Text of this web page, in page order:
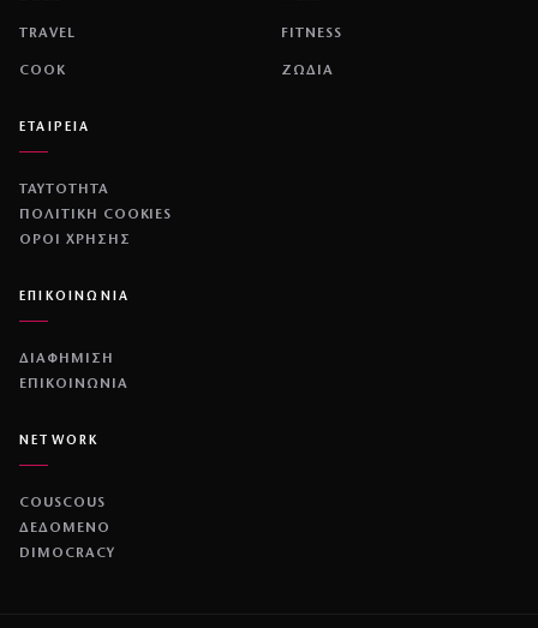
TRAVEL FITNESS
COOK ΖΩΔΙΑ
ΕΤΑΙΡΕΙΑ
ΤΑΥΤΟΤΗΤΑ
ΠΟΛΙΤΙΚΉ COOKIES
ΌΡΟΙ ΧΡΉΣΗΣ
ΕΠΙΚΟΙΝΩΝΙΑ
ΔΙΑΦΗΜΙΣΗ
ΕΠΙΚΟΙΝΩΝΙΑ
NETWORK
COUSCOUS
ΔΕΔΟΜΕΝΟ
DIMOCRACY